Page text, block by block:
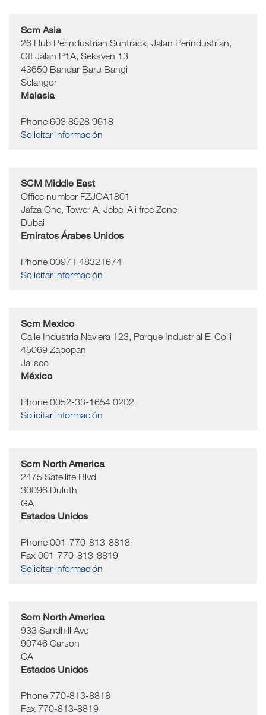
Scm Asia
26 Hub Perindustrian Suntrack, Jalan Perindustrian,
Off Jalan P1A, Seksyen 13
43650 Bandar Baru Bangi
Selangor
Malasia
Phone 603 8928 9618
Solicitar información
SCM Middle East
Office number FZJOA1801
Jafza One, Tower A, Jebel Ali free Zone
Dubai
Emiratos Árabes Unidos
Phone 00971 48321674
Solicitar información
Scm Mexico
Calle Industria Naviera 123, Parque Industrial El Colli
45069 Zapopan
Jalisco
México
Phone 0052-33-1654 0202
Solicitar información
Scm North America
2475 Satellite Blvd
30096 Duluth
GA
Estados Unidos
Phone 001-770-813-8818
Fax 001-770-813-8819
Solicitar información
Scm North America
933 Sandhill Ave
90746 Carson
CA
Estados Unidos
Phone 770-813-8818
Fax 770-813-8819